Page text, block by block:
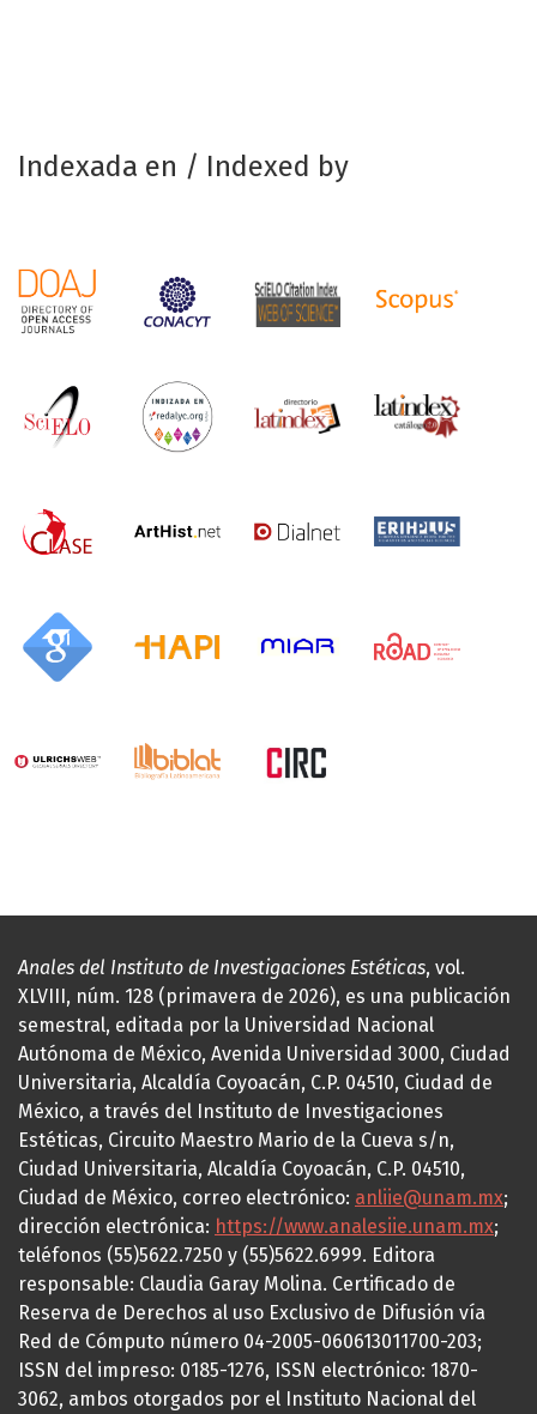
Indexada en / Indexed by
Anales del Instituto de Investigaciones Estéticas, vol.
XLVIII, núm. 128 (primavera de 2026), es una publicación
semestral, editada por la Universidad Nacional
Autónoma de México, Avenida Universidad 3000, Ciudad
Universitaria, Alcaldía Coyoacán, C.P. 04510, Ciudad de
México, a través del Instituto de Investigaciones
Estéticas, Circuito Maestro Mario de la Cueva s/n,
Ciudad Universitaria, Alcaldía Coyoacán, C.P. 04510,
Ciudad de México, correo electrónico: anliie@unam.mx;
dirección electrónica: https://www.analesiie.unam.mx;
teléfonos (55)5622.7250 y (55)5622.6999. Editora
responsable: Claudia Garay Molina. Certificado de
Reserva de Derechos al uso Exclusivo de Difusión vía
Red de Cómputo número 04-2005-060613011700-203;
ISSN del impreso: 0185-1276, ISSN electrónico: 1870-
3062, ambos otorgados por el Instituto Nacional del